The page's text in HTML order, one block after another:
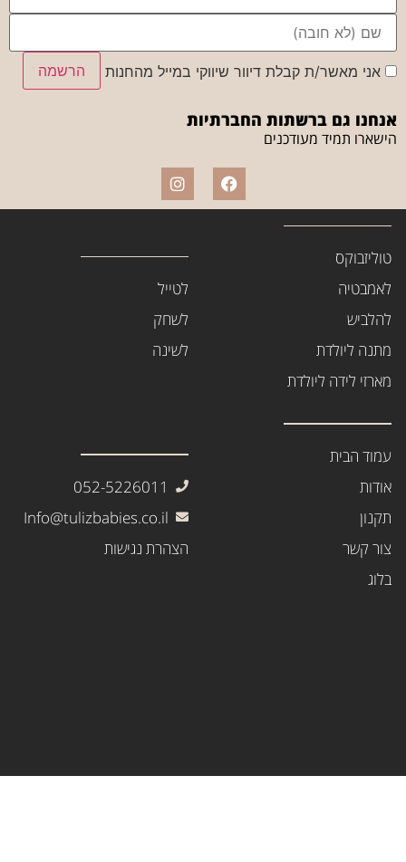
אני מאשר/ת קבלת דיוור שיווקי במייל מהחנות הרשמה
אנחנו גם ברשתות החברתיות
הישארו תמיד מעודכנים
טוליזבוקס
לאמבטיה
להלביש
מתנה ליולדת
מארזי לידה ליולדת
לטייל
לשחק
לשינה
עמוד הבית
אודות
תקנון
צור קשר
בלוג
052-5226011
Info@tulizbabies.co.il
הצהרת נגישות